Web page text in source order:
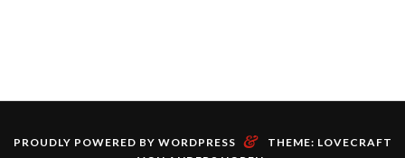
PROUDLY POWERED BY WORDPRESS &
THEME: LOVECRAFT